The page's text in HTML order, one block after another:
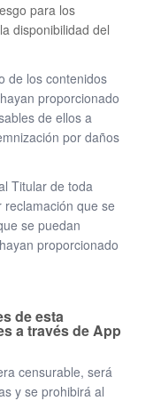
para los
disponibilidad del
de los contenidos
proporcionado
de ellos a
por daños
Titular de toda
que se
se puedan
proporcionado
de esta
a través de App
censurable, será
y se prohibirá al